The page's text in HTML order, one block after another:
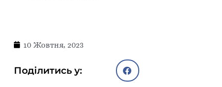
10 Жовтня, 2023
Поділитись у: